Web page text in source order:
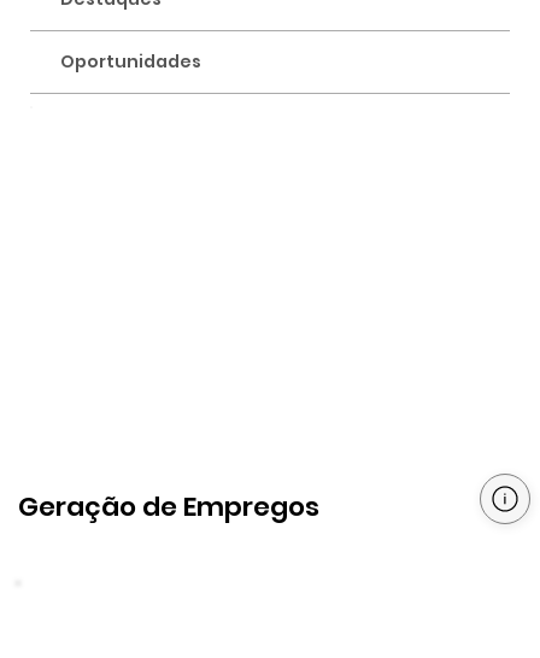
Oportunidades
Geração de Empregos